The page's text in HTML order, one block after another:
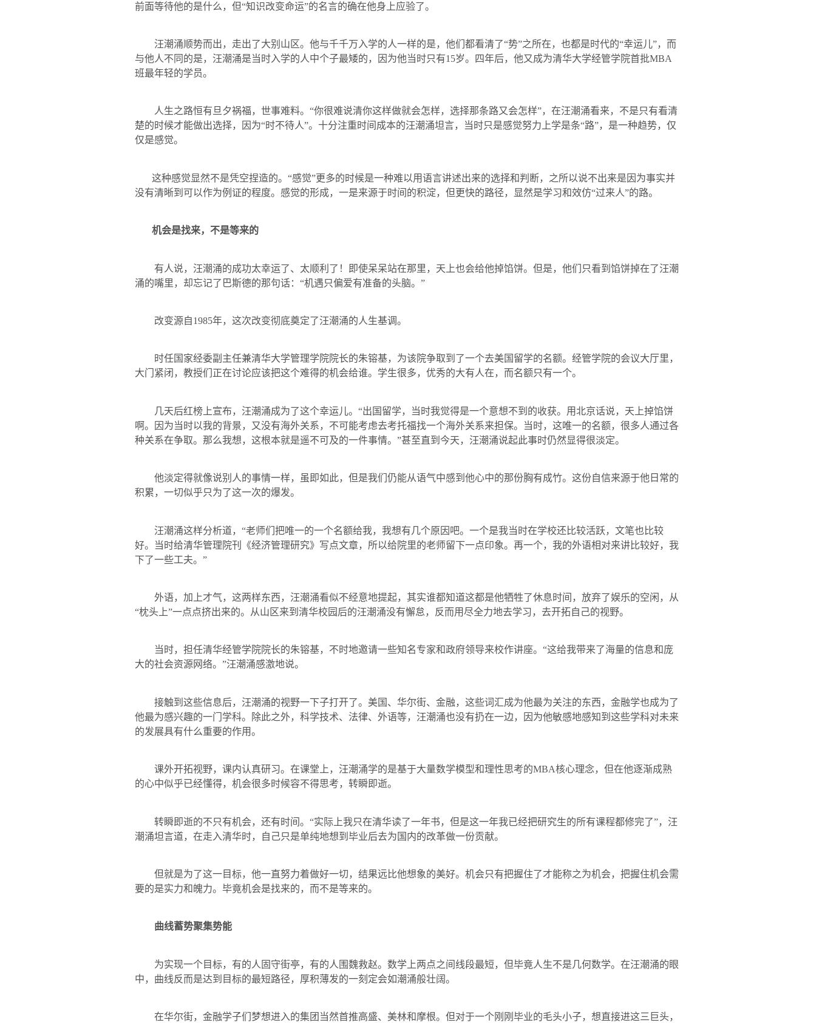
前面等待他的是什么，但“知识改变命运”的名言的确在他身上应验了。
汪潮涌顺势而出，走出了大别山区。他与千千万入学的人一样的是，他们都看清了“势”之所在，也都是时代的“幸运儿”，而
与他人不同的是，汪潮涌是当时入学的人中个子最矮的，因为他当时只有15岁。四年后，他又成为清华大学经管学院首批MBA
班最年轻的学员。
人生之路恒有旦夕祸福，世事难料。“你很难说清你这样做就会怎样，选择那条路又会怎样”，在汪潮涌看来，不是只有看清
楚的时候才能做出选择，因为“时不待人”。十分注重时间成本的汪潮涌坦言，当时只是感觉努力上学是条“路”，是一种趋势，仅
仅是感觉。
这种感觉显然不是凭空捏造的。“感觉”更多的时候是一种难以用语言讲述出来的选择和判断，之所以说不出来是因为事实并
没有清晰到可以作为例证的程度。感觉的形成，一是来源于时间的积淀，但更快的路径，显然是学习和效仿“过来人”的路。
机会是找来，不是等来的
有人说，汪潮涌的成功太幸运了、太顺利了！即使呆呆站在那里，天上也会给他掉馅饼。但是，他们只看到馅饼掉在了汪潮
涌的嘴里，却忘记了巴斯德的那句话：“机遇只偏爱有准备的头脑。”
改变源自1985年，这次改变彻底奠定了汪潮涌的人生基调。
时任国家经委副主任兼清华大学管理学院院长的朱镕基，为该院争取到了一个去美国留学的名额。经管学院的会议大厅里，
大门紧闭，教授们正在讨论应该把这个难得的机会给谁。学生很多，优秀的大有人在，而名额只有一个。
几天后红榜上宣布，汪潮涌成为了这个幸运儿。“出国留学，当时我觉得是一个意想不到的收获。用北京话说，天上掉馅饼
啊。因为当时以我的背景，又没有海外关系，不可能考虑去考托福找一个海外关系来担保。当时，这唯一的名额，很多人通过各
种关系在争取。那么我想，这根本就是遥不可及的一件事情。”甚至直到今天，汪潮涌说起此事时仍然显得很淡定。
他淡定得就像说别人的事情一样，虽即如此，但是我们仍能从语气中感到他心中的那份胸有成竹。这份自信来源于他日常的
积累，一切似乎只为了这一次的爆发。
汪潮涌这样分析道，“老师们把唯一的一个名额给我，我想有几个原因吧。一个是我当时在学校还比较活跃，文笔也比较
好。当时给清华管理院刊《经济管理研究》写点文章，所以给院里的老师留下一点印象。再一个，我的外语相对来讲比较好，我
下了一些工夫。”
外语，加上才气，这两样东西，汪潮涌看似不经意地提起，其实谁都知道这都是他牺牲了休息时间，放弃了娱乐的空闲，从
“枕头上”一点点挤出来的。从山区来到清华校园后的汪潮涌没有懈怠，反而用尽全力地去学习，去开拓自己的视野。
当时，担任清华经管学院院长的朱镕基，不时地邀请一些知名专家和政府领导来校作讲座。“这给我带来了海量的信息和庞
大的社会资源网络。”汪潮涌感激地说。
接触到这些信息后，汪潮涌的视野一下子打开了。美国、华尔街、金融，这些词汇成为他最为关注的东西，金融学也成为了
他最为感兴趣的一门学科。除此之外，科学技术、法律、外语等，汪潮涌也没有扔在一边，因为他敏感地感知到这些学科对未来
的发展具有什么重要的作用。
课外开拓视野，课内认真研习。在课堂上，汪潮涌学的是基于大量数学模型和理性思考的MBA核心理念，但在他逐渐成熟
的心中似乎已经懂得，机会很多时候容不得思考，转瞬即逝。
转瞬即逝的不只有机会，还有时间。“实际上我只在清华读了一年书，但是这一年我已经把研究生的所有课程都修完了”，汪
潮涌坦言道，在走入清华时，自己只是单纯地想到毕业后去为国内的改革做一份贡献。
但就是为了这一目标，他一直努力着做好一切，结果远比他想象的美好。机会只有把握住了才能称之为机会，把握住机会需
要的是实力和魄力。毕竟机会是找来的，而不是等来的。
曲线蓄势聚集势能
为实现一个目标，有的人固守街亭，有的人围魏救赵。数学上两点之间线段最短，但毕竟人生不是几何数学。在汪潮涌的眼
中，曲线反而是达到目标的最短路径，厚积薄发的一刻定会如潮涌般壮阔。
在华尔街，金融学子们梦想进入的集团当然首推高盛、美林和摩根。但对于一个刚刚毕业的毛头小子，想直接进这三巨头，